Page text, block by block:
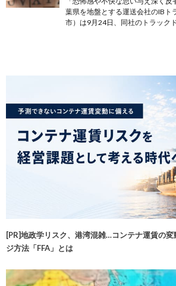
葉県を地盤とする運送会社のIBト
市）は9月24日、同社のトラック
[PR]地政学リスク、港湾混雑…コンテナ運賃の
ジ方法「FFA」とは